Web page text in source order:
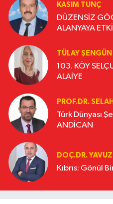
KASIM TUNÇ
DÜZENSİZ
ALANYAYA
TÜLAY ŞENGÜN
103. KÖY
ALAİYE
PROF.DR.
Türk Dünyası
ANDİCAN
DOÇ.DR.
Kıbrıs: Gönül